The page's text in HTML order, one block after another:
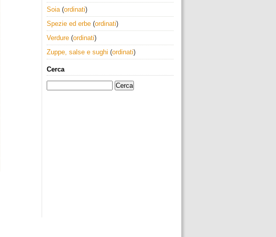
Soia(ordinati)
Spezie ed erbe (ordinati)
Verdure (ordinati)
Zuppe, salse e sughi (ordinati)
Cerca